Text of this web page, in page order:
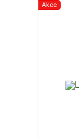
Akce